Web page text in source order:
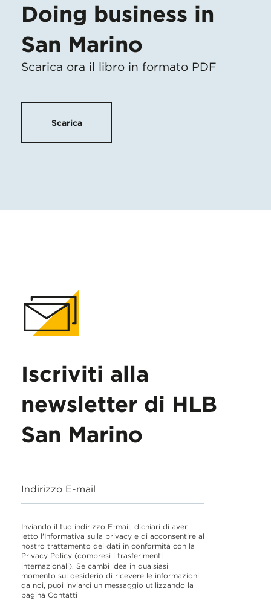
Doing business in
San Marino
Scarica ora il libro in formato PDF
Scarica
Iscriviti alla
newsletter di HLB
San Marino
Indirizzo E-mail
Inviando il tuo indirizzo E-mail, dichiari di aver
letto l'Informativa sulla privacy e di acconsentire al
nostro trattamento dei dati in conformità con la
Privacy Policy (compresi i trasferimenti
internazionali). Se cambi idea in qualsiasi
momento sul desiderio di ricevere le informazioni
da noi, puoi inviarci un messaggio utilizzando la
pagina Contatti